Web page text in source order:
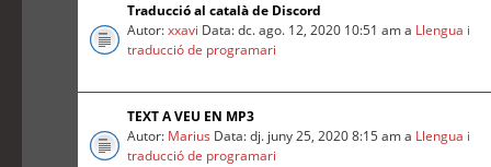
Traducció al català de Discord
Autor:xxavi Data: dc. ago. 12, 2020 10:51 am a Llengua i
traducció de programari
TEXT A VEU EN MP3
Autor: Marius Data: dj. juny 25, 2020 8:15 am a Llengua i
traducció de programari